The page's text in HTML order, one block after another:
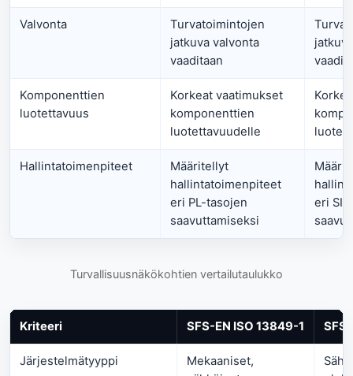
Valvonta
Turvatoimintojen
jatkuva valvonta
vaaditaan
Komponenttien
luotettavuus
Korkeat vaatimukset
komponenttien
luotettavuudelle
Hallintatoimenpiteet
Määritellyt
hallintatoimenpiteet
eri PL-tasojen
saavuttamiseksi
eri
Turvallisuusnäkökohtien vertailutaulukko
Kriteeri SFS-EN ISO 13849-1
Järjestelmätyyppi
Mekaaniset,